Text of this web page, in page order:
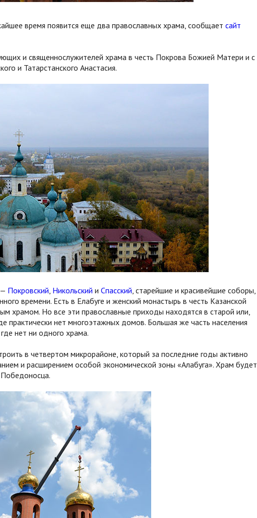
время появится еще два православных храма, сообщает сайт
и священнослужителей храма в честь Покрова Божией Матери и с
и Татарстанского Анастасия.
Покровский, Никольский и Спасский, старейшие и красивейшие соборы,
времени. Есть в Елабуге и женский монастырь в честь Казанской
храмом. Но все эти православные приходы находятся в старой или,
практически нет многоэтажных домов. Большая же часть населения
нет ни одного храма.
в четвертом микрорайоне, который за последние годы активно
и расширением особой экономической зоны «Алабуга». Храм будет
Победоносца.